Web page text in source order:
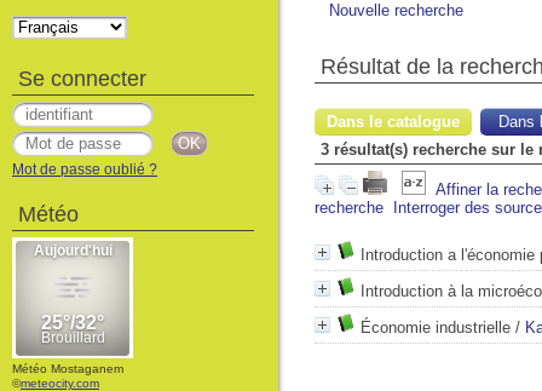
Nouvelle recherche
Résultat de la
Dans le catalogue
Dans
3 résultat(s) recherche sur
Affiner la
recherche
Interroger des
Introduction a l'économie
Introduction à la
Économie industrielle /
Se connecter
Mot de passe oublié ?
Météo
Météo Mostaganem
©meteocity.com